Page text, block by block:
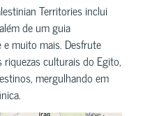
Territories inclui
de um guia
muito mais. Desfrute
culturais do Egito,
mergulhando em